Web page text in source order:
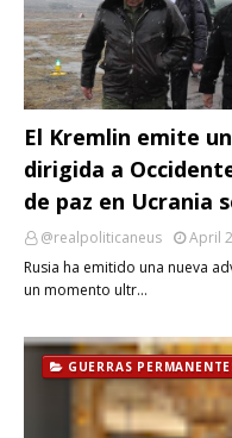
El Kremlin emite
dirigida a
de paz en Ucrania
@realpoliticaneus
April
Rusia ha emitido una nueva
un momento ultr…
GUERRAS